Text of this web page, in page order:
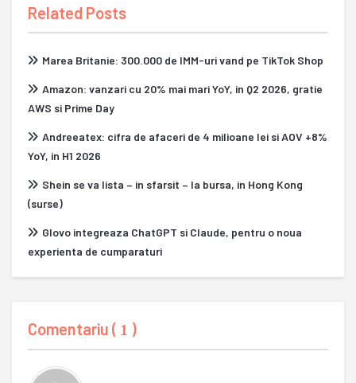
Related Posts
Marea Britanie: 300.000 de IMM-uri vand pe TikTok Shop
Amazon: vanzari cu 20% mai mari YoY, in Q2 2026, gratie
AWS si Prime Day
Andreeatex: cifra de afaceri de 4 milioane lei si AOV +8%
YoY, in H1 2026
Shein se va lista – in sfarsit – la bursa, in Hong Kong
(surse)
Glovo integreaza ChatGPT si Claude, pentru o noua
experienta de cumparaturi
Comentariu ( 1 )